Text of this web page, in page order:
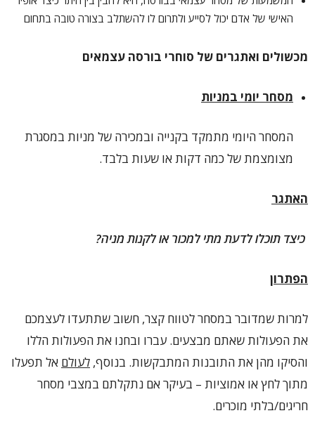
האישי של אדם יכול לסייע ולתרום לו להשתלב בצורה טובה בתחום
מכשולים ואתגרים של סוחרי בורסה עצמאים
מסחר יומי במניות
המסחר היומי מתמקד בקנייה ובמכירה של מניות במסגרת
מצומצמת של כמה דקות או שעות בלבד.
האתגר
כיצד תוכלו לדעת מתי למכור או לקנות מניה?
הפתרון
למרות שמדובר במסחר לטווח קצר, חשוב שתתעדו לעצמכם
את הפעולות שאתם מבצעים. עברו ובחנו את הפעולות הללו
והסיקו מהן את התובנות המתבקשות. בנוסף, לעולם אל תפעלו
מתוך לחץ או אמוציות – בעיקר אם נתקלתם במצבי מסחר
חריגים/בלתי מוכרים.